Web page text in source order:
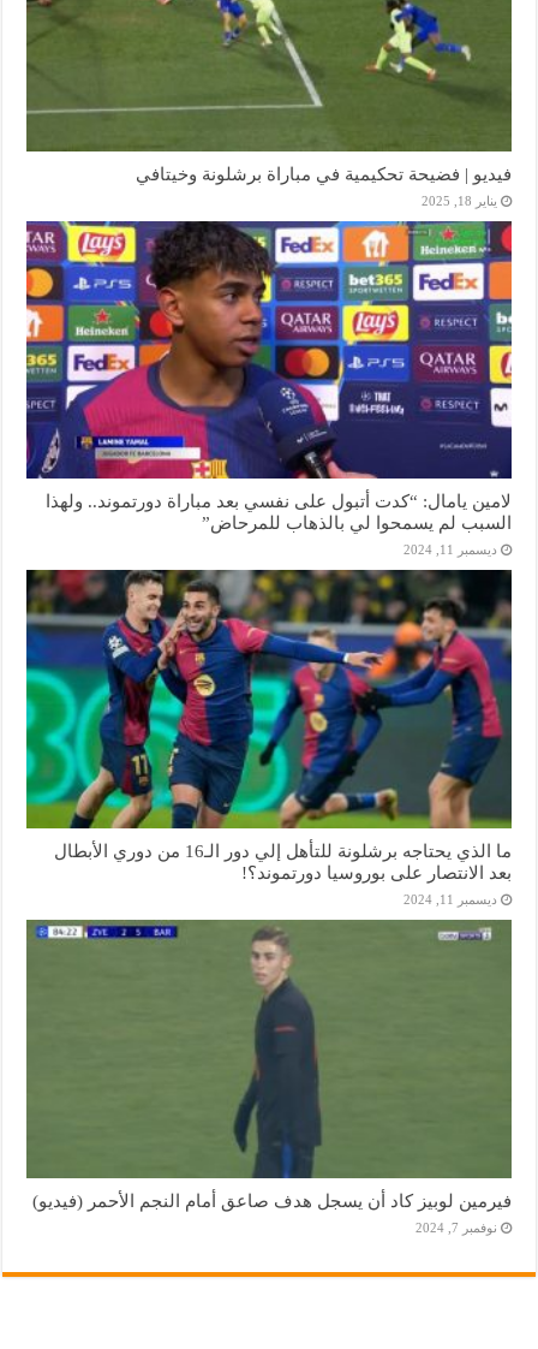
فيديو | فضيحة تحكيمية في مباراة برشلونة وخيتافي
يناير 18, 2025
لامين يامال: “كدت أتبول على نفسي بعد مباراة دورتموند.. ولهذا
السبب لم يسمحوا لي بالذهاب للمرحاض”
ديسمبر 11, 2024
ما الذي يحتاجه برشلونة للتأهل إلي دور الـ16 من دوري الأبطال
بعد الانتصار على بوروسيا دورتموند؟!
ديسمبر 11, 2024
فيرمين لوبيز كاد أن يسجل هدف صاعق أمام النجم الأحمر (فيديو)
نوفمبر 7, 2024